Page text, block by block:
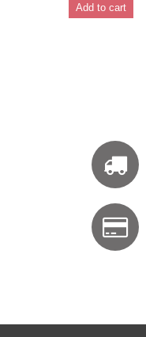
Add to cart